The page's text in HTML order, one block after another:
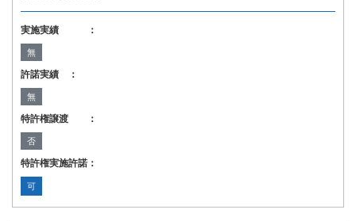
実施実績 ：
無
許諾実績 ：
無
特許権譲渡 ：
否
特許権実施許諾：
可